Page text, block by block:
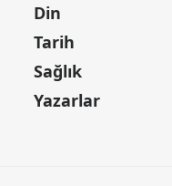
Din
Tarih
Sağlık
Yazarlar